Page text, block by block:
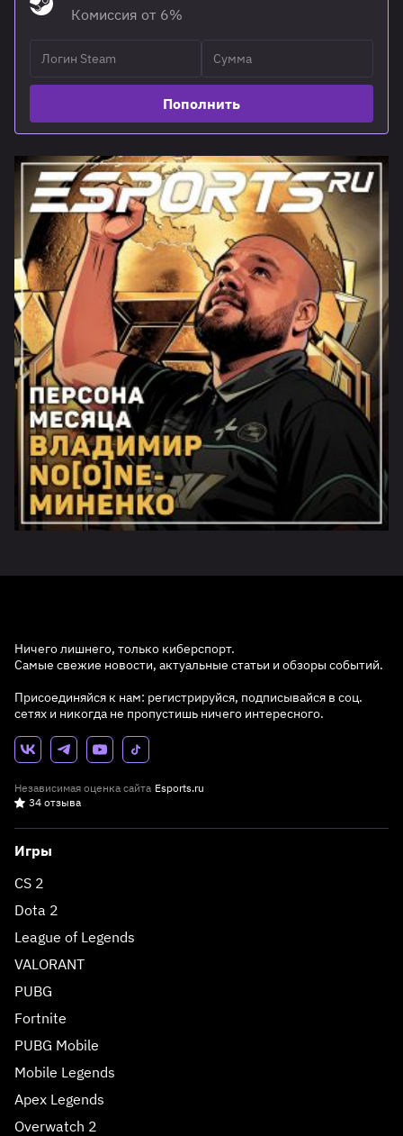
Комиссия от 6%
Пополнить
Ничего лишнего, только киберспорт.
Самые свежие новости, актуальные статьи и обзоры событий.
Присоединяйся к нам: регистрируйся, подписывайся в соц.
сетях и никогда не пропустишь ничего интересного.
Независимая оценка сайта Esports.ru
34 отзыва
Игры
CS 2
Dota 2
League of Legends
VALORANT
PUBG
Fortnite
PUBG Mobile
Mobile Legends
Apex Legends
Overwatch 2